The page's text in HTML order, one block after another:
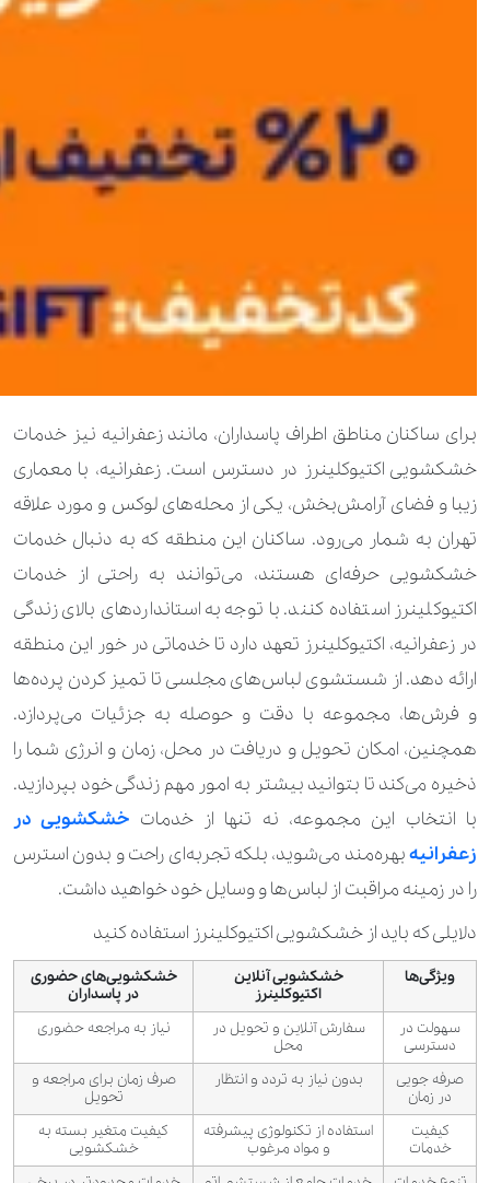
برای ساکنان مناطق اطراف پاسداران، مانند زعفرانیه نیز خدمات
خشکشویی اکتیوکلینرز در دسترس است. زعفرانیه، با معماری
زیبا و فضای آرامش‌بخش، یکی از محله‌های لوکس و مورد علاقه
تهران به شمار می‌رود. ساکنان این منطقه که به دنبال خدمات
خشکشویی حرفه‌ای هستند، می‌توانند به راحتی از خدمات
اکتیوکلینرز استفاده کنند. با توجه به استانداردهای بالای زندگی
در زعفرانیه، اکتیوکلینرز تعهد دارد تا خدماتی در خور این منطقه
ارائه دهد. از شستشوی لباس‌های مجلسی تا تمیز کردن پرده‌ها
و فرش‌ها، مجموعه با دقت و حوصله به جزئیات می‌پردازد.
همچنین، امکان تحویل و دریافت در محل، زمان و انرژی شما را
ذخیره می‌کند تا بتوانید بیشتر به امور مهم زندگی خود بپردازید.
با انتخاب این مجموعه، نه تنها از خدمات خشکشویی در
زعفرانیهبهره‌مند می‌شوید، بلکه تجربه‌ای راحت و بدون استرس
را در زمینه مراقبت از لباس‌ها و وسایل خود خواهید داشت.
دلایلی که باید از خشکشویی اکتیوکلینرز استفاده کنید
ویژگی‌ها
خشکشویی آنلاین
اکتیوکلینرز
خشکشویی‌های حضوری
در پاسداران
سهولت در
دسترسی
سفارش آنلاین و تحویل در
محل
نیاز به مراجعه حضوری
صرفه جویی
در زمان
بدون نیاز به تردد و انتظار
صرف زمان برای مراجعه و
تحویل
کیفیت
خدمات
استفاده از تکنولوژی پیشرفته
و مواد مرغوب
کیفیت متغیر بسته به
خشکشویی